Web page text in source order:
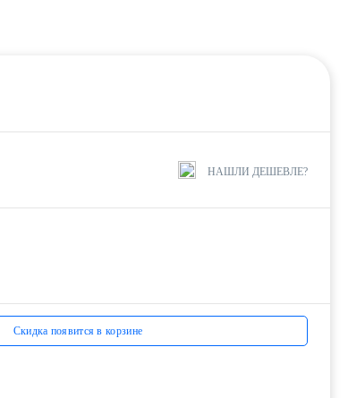
НАШЛИ ДЕШЕВЛЕ?
Скидка появится в корзине